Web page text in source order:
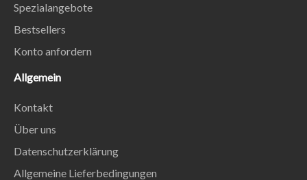
Spezialangebote
Bestsellers
Konto anfordern
Allgemein
Kontakt
Über uns
Datenschutzerklärung
Allgemeine Lieferbedingungen